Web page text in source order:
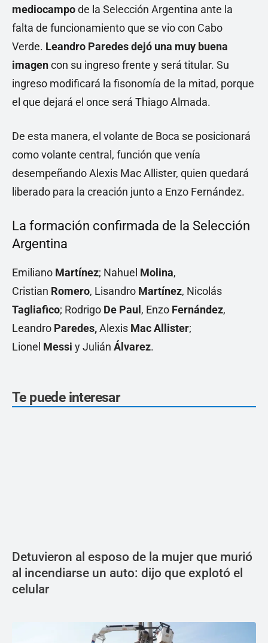
mediocampode la Selección Argentina ante la
falta de funcionamiento que se vio con Cabo
Verde. Leandro Paredes dejó una muy buena
imagencon su ingreso frente y será titular. Su
ingreso modificará la fisonomía de la mitad, porque
el que dejará el once será Thiago Almada.
De esta manera, el volante de Boca se posicionará
como volante central, función que venía
desempeñando Alexis Mac Allister, quien quedará
liberado para la creación junto a Enzo Fernández.
La formación confirmada de la Selección
Argentina
Emiliano Martínez; Nahuel Molina,
Cristian Romero, Lisandro Martínez, Nicolás
Tagliafico; Rodrigo De Paul, Enzo Fernández,
Leandro Paredes,Alexis Mac Allister;
Lionel Messi y Julián Álvarez.
Te puede interesar
Detuvieron al esposo de la mujer que murió
al incendiarse un auto: dijo que explotó el
celular